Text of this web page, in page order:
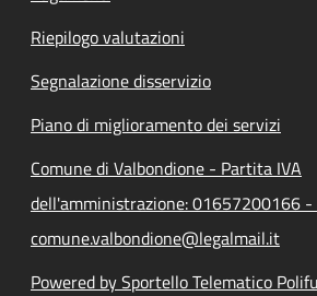
Riepilogo valutazioni
Segnalazione disservizio
Piano di miglioramento dei servizi
Comune di Valbondione - Partita IVA
dell'amministrazione: 01657200166 -
comune.valbondione@legalmail.it
Powered by Sportello Telematico